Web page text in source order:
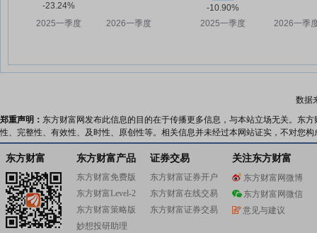
数据
郑重声明： 东方财富网发布此信息的目的在于传播更多信息，与本站立场无关。东
性、完整性、有效性、及时性、原创性等。相关信息并未经过本网站证实，不对您
东方财富 东方财富产品
东方财富免费版
东方财富Level-2
东方财富策略版
妙想投研助理
证券交易
东方财富证券开户
东方财富在线交易
东方财富证券交易
关注东方财富
东方财富网微博
东方财富网微信
意见与建议